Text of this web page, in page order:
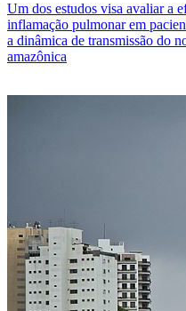
Um dos estudos visa avaliar a
inflamação pulmonar em
a dinâmica de transmissão do
amazônica